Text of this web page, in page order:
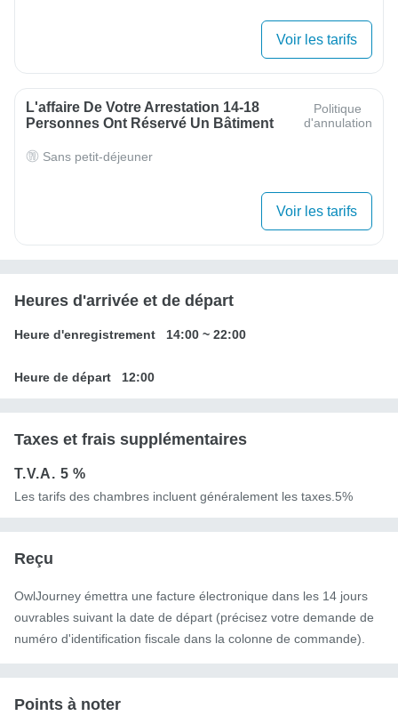
Voir les tarifs
L'affaire De Votre Arrestation 14-18
Personnes Ont Réservé Un Bâtiment
Politique
d'annulation
Sans petit-déjeuner
Voir les tarifs
Heures d'arrivée et de départ
Heure d'enregistrement 14:00 ~ 22:00
Heure de départ 12:00
Taxes et frais supplémentaires
T.V.A. 5 %
Les tarifs des chambres incluent généralement les taxes.5%
Reçu
OwlJourney émettra une facture électronique dans les 14 jours
ouvrables suivant la date de départ (précisez votre demande de
numéro d'identification fiscale dans la colonne de commande).
Points à noter